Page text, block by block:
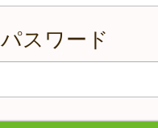
パスワード